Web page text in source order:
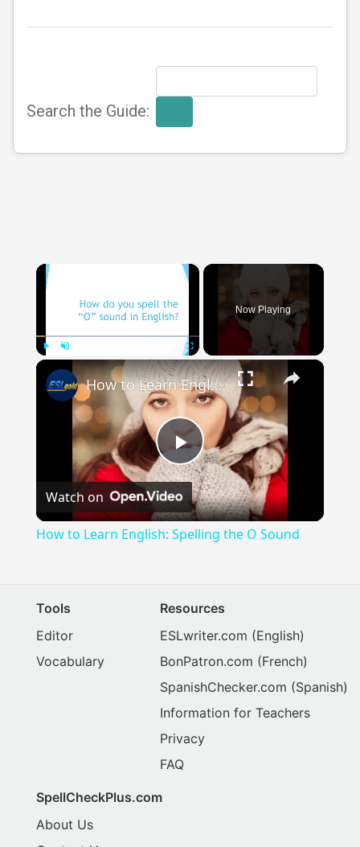
Search the Guide:
×
Fullscreen
Now Playing
×
Play
Video
How to Learn English: Spelling the O Sound
Watch on
How to Learn English: Spelling the O Sound
Tools
Editor
Vocabulary
Resources
ESLwriter.com (English)
BonPatron.com (French)
SpanishChecker.com (Spanish)
Information for Teachers
Privacy
FAQ
SpellCheckPlus.com
About Us